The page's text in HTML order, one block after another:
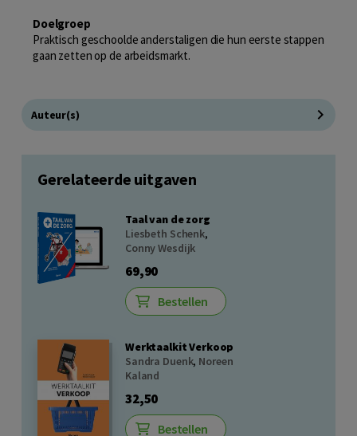
Doelgroep
Praktisch geschoolde anderstaligen die hun eerste stappen
gaan zetten op de arbeidsmarkt.
Auteur(s)
Gerelateerde uitgaven
Taal van de zorg
Liesbeth Schenk,
Conny Wesdijk
69,90
Bestellen
Werktaalkit Verkoop
Sandra Duenk, Noreen
Kaland
32,50
Bestellen